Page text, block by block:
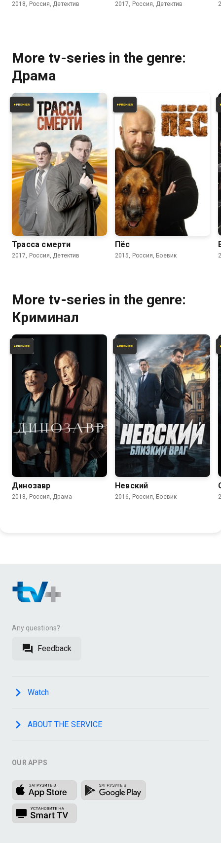
2018, Россия, Детектив 2017, Россия, Детектив
More tv-series in the genre:
Драма
7.3 6.0
Трасса смерти
2017, Россия, Детектив
7.2 6.2
Пёс
2015, Россия, Боевик
More tv-series in the genre:
Криминал
6.2
Динозавр
2018, Россия, Драма
Невский
2016, Россия, Боевик
Any questions?
Feedback
Watch
ABOUT THE SERVICE
OUR APPS